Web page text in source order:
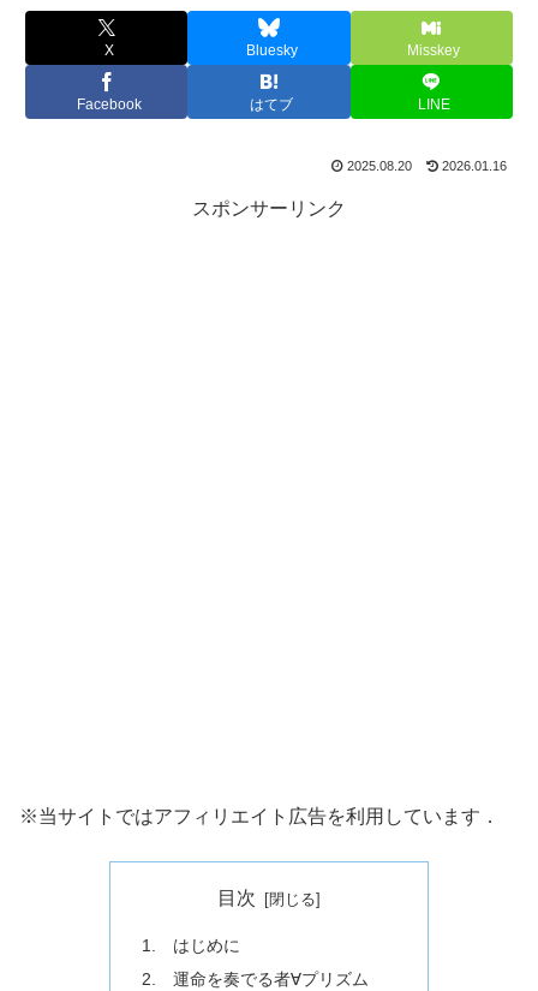
X Bluesky Misskey
Facebook はてブ LINE
2025.08.20 2026.01.16
スポンサーリンク
※当サイトではアフィリエイト広告を利用しています．
目次
1. はじめに
2. 運命を奏でる者∀プリズム